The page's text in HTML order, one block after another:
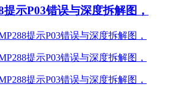
示P03错误与深度拆解图，